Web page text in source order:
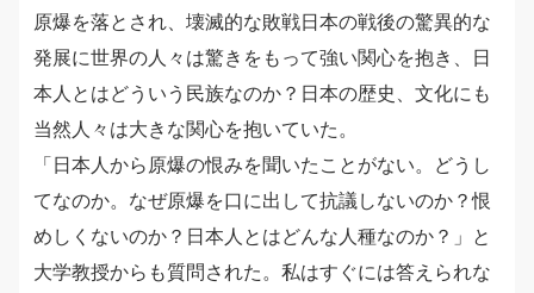
原爆を落とされ、壊滅的な敗戦日本の戦後の驚異的な
発展に世界の人々は驚きをもって強い関心を抱き、日
本人とはどういう民族なのか？日本の歴史、文化にも
当然人々は大きな関心を抱いていた。
「日本人から原爆の恨みを聞いたことがない。どうし
てなのか。なぜ原爆を口に出して抗議しないのか？恨
めしくないのか？日本人とはどんな人種なのか？」と
大学教授からも質問された。私はすぐには答えられな